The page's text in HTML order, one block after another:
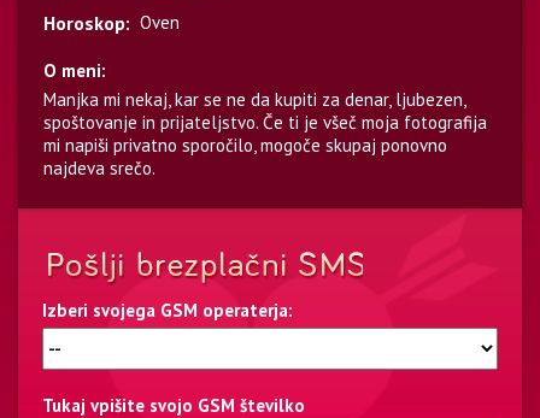
Horoskop: Oven
O meni:
Manjka mi nekaj, kar se ne da kupiti za denar, ljubezen,
spoštovanje in prijateljstvo. Če ti je všeč moja fotografija
mi napiši privatno sporočilo, mogoče skupaj ponovno
najdeva srečo.
Izberi svojega GSM operaterja:
Tukaj vpišite svojo GSM številko